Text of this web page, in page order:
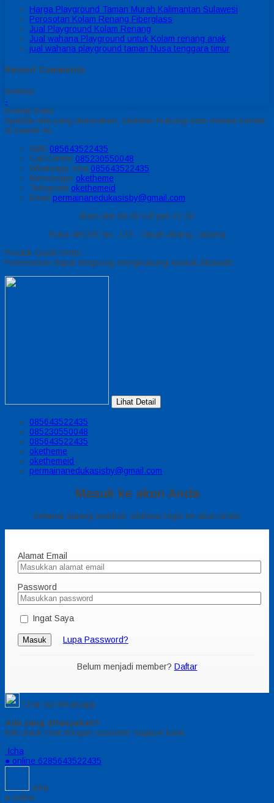
Harga Playground Taman Murah Kalimantan Sulawesi
Perosotan Kolam Renang Fiberglass
Jual Playground Kolam Renang
Jual wahana Playground untuk Kolam renang anak
jual wahana playground taman Nusa tenggara timur
Recent Comments
Sidebar
-
Kontak Kami
Apabila ada yang ditanyakan, silahkan hubungi kami melalui kontak
di bawah ini.
SMS 085643522435
Call Center 085230550048
Whatsapp Icha 085643522435
Messenger oketheme
Telegrram okethemeid
Email permainanedukasisby@gmail.com
Buka jam 08.00 s/d jam 21.00
Ruko ABCDE No. 123 - Tanah Abang, Jakarta
Produk Quick Order
Pemesanan dapat langsung menghubungi kontak dibawah:
Lihat Detail
085643522435
085230550048
085643522435
oketheme
okethemeid
permainanedukasisby@gmail.com
Masuk ke akun Anda
Selamat datang kembali, silahkan login ke akun Anda.
Alamat Email
Password
Ingat Saya
Masuk Lupa Password?
Belum menjadi member? Daftar
Chat via Whatsapp
Ada yang ditanyakan?
Klik untuk chat dengan customer support kami
Icha
● online 6285643522435
Icha
● online